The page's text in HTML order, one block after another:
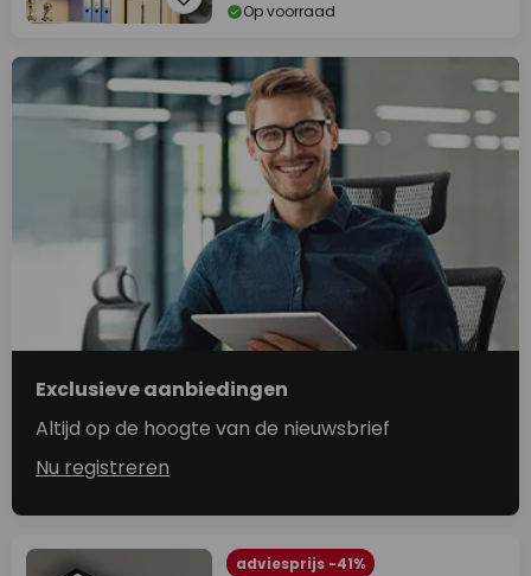
Op voorraad
Exclusieve aanbiedingen
Altijd op de hoogte van de nieuwsbrief
Nu registreren
adviesprijs -41%